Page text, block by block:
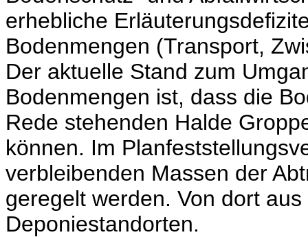
erhebliche
Bodenmengen (Transport,
Der aktuelle Stand zum
Bodenmengen ist, dass die
Rede stehenden Halde
können. Im
verbleibenden Massen der
geregelt werden. Von dort
Deponiestandorten.